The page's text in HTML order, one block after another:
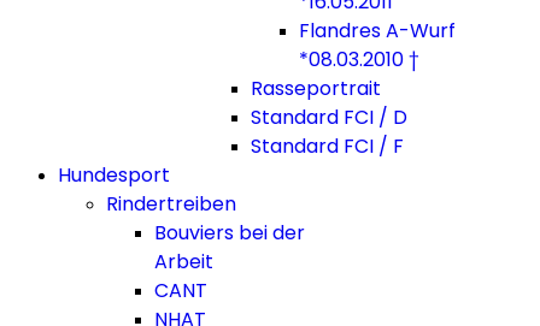
Flandres A-Wurf
*08.03.2010 †
Rasseportrait
Standard FCI / D
Standard FCI / F
Hundesport
Rindertreiben
Bouviers bei der
Arbeit
CANT
NHAT